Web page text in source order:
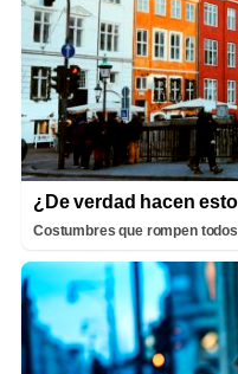
¿De verdad hacen
Costumbres que rompen